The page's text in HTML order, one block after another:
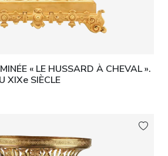
« LE HUSSARD À CHEVAL ».
XIXe SIÈCLE